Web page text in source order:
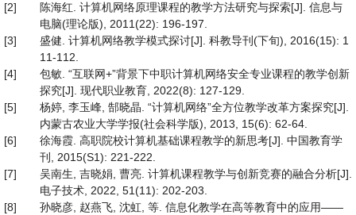
[2]
陈海红. 计算机网络原理课程的教学方法研究与探索[J]. 信息与
电脑(理论版), 2011(22): 196-197.
[3]
盛健. 计算机网络教学模式探讨[J]. 科教导刊(下旬), 2016(15): 1
11-112.
[4]
包敏. “互联网+”背景下中职计算机网络安全专业课程的教学创新
探究[J]. 现代职业教育, 2022(8): 127-129.
[5]
杨婷, 李玉峰, 郜晓晶. “计算机网络”全方位教学改革方案探究[J].
内蒙古农业大学学报(社会科学版), 2013, 15(6): 62-64.
[6]
徐海霞. 高职院校计算机基础课程教学的新思考[J]. 中国教育学
刊, 2015(S1): 221-222.
[7]
吴南生, 吉晓娟, 曹亮. 计算机课程教学与创新竞赛的融合分析[J].
电子技术, 2022, 51(11): 202-203.
[8]
孙晓彦, 赵燕飞, 沈虹, 等. 信息化教学在高等教育中的应用——